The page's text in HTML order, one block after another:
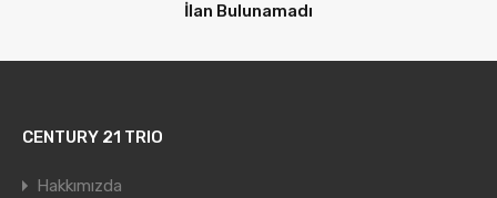
İlan Bulunamadı
CENTURY 21 TRIO
Hakkımızda